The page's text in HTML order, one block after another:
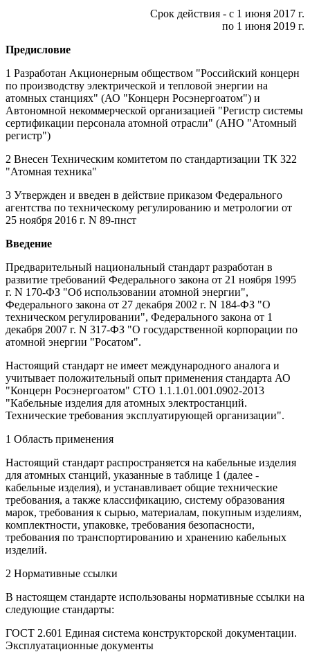
Срок действия - с 1 июня 2017 г.
по 1 июня 2019 г.
Предисловие
1 Разработан Акционерным обществом "Российский концерн
по производству электрической и тепловой энергии на
атомных станциях" (АО "Концерн Росэнергоатом") и
Автономной некоммерческой организацией "Регистр системы
сертификации персонала атомной отрасли" (АНО "Атомный
регистр")
2 Внесен Техническим комитетом по стандартизации ТК 322
"Атомная техника"
3 Утвержден и введен в действие приказом Федерального
агентства по техническому регулированию и метрологии от
25 ноября 2016 г. N 89-пнст
Введение
Предварительный национальный стандарт разработан в
развитие требований Федерального закона от 21 ноября 1995
г. N 170-ФЗ "Об использовании атомной энергии",
Федерального закона от 27 декабря 2002 г. N 184-ФЗ "О
техническом регулировании", Федерального закона от 1
декабря 2007 г. N 317-ФЗ "О государственной корпорации по
атомной энергии "Росатом".
Настоящий стандарт не имеет международного аналога и
учитывает положительный опыт применения стандарта АО
"Концерн Росэнергоатом" СТО 1.1.1.01.001.0902-2013
"Кабельные изделия для атомных электростанций.
Технические требования эксплуатирующей организации".
1 Область применения
Настоящий стандарт распространяется на кабельные изделия
для атомных станций, указанные в таблице 1 (далее -
кабельные изделия), и устанавливает общие технические
требования, а также классификацию, систему образования
марок, требования к сырью, материалам, покупным изделиям,
комплектности, упаковке, требования безопасности,
требования по транспортированию и хранению кабельных
изделий.
2 Нормативные ссылки
В настоящем стандарте использованы нормативные ссылки на
следующие стандарты:
ГОСТ 2.601 Единая система конструкторской документации.
Эксплуатационные документы